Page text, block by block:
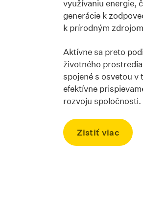
využívaniu energie,
generácie k
k prírodným
Aktívne sa preto
životného
spojené s osvetou v
efektívne
rozvoju spoločnosti.
Zistiť viac